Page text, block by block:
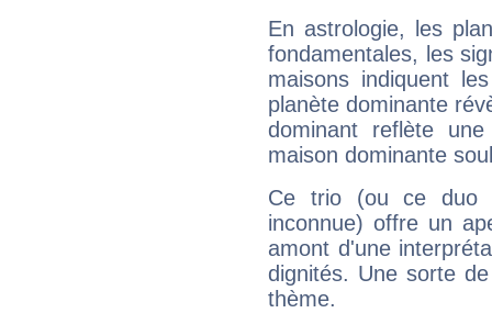
En astrologie, les
fondamentales, les
maisons indiquent
planète dominante
dominant reflète
maison dominante
Ce trio (ou ce duo
inconnue) offre un
amont d'une
dignités. Une sorte
thème.